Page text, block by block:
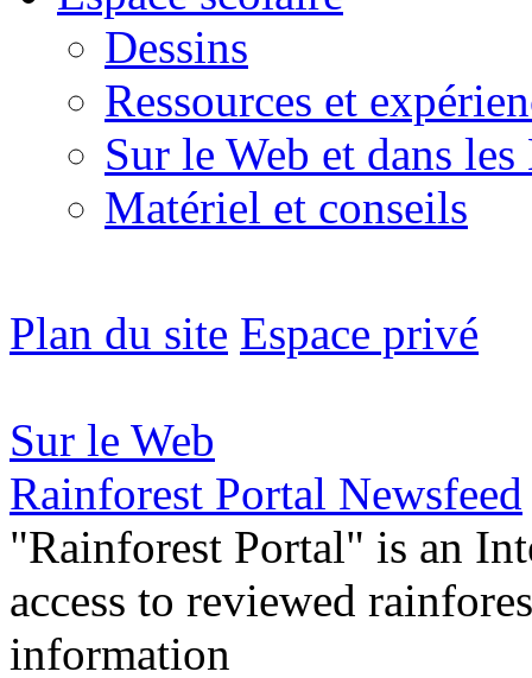
Dessins
Ressources et
Sur le Web et dans
Matériel et conseils
Plan du site Espace privé
Sur le Web
Rainforest Portal Newsfeed
"Rainforest Portal" is an
access to reviewed
information